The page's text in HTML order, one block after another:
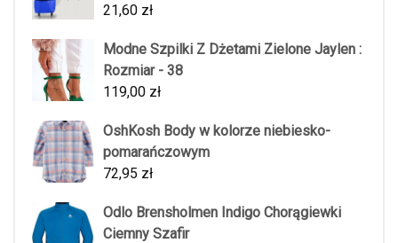
21,60 zł
Modne Szpilki Z Dżetami Zielone Jaylen :
Rozmiar - 38
119,00 zł
OshKosh Body w kolorze niebiesko-
pomarańczowym
72,95 zł
Odlo Brensholmen Indigo Chorągiewki
Ciemny Szafir